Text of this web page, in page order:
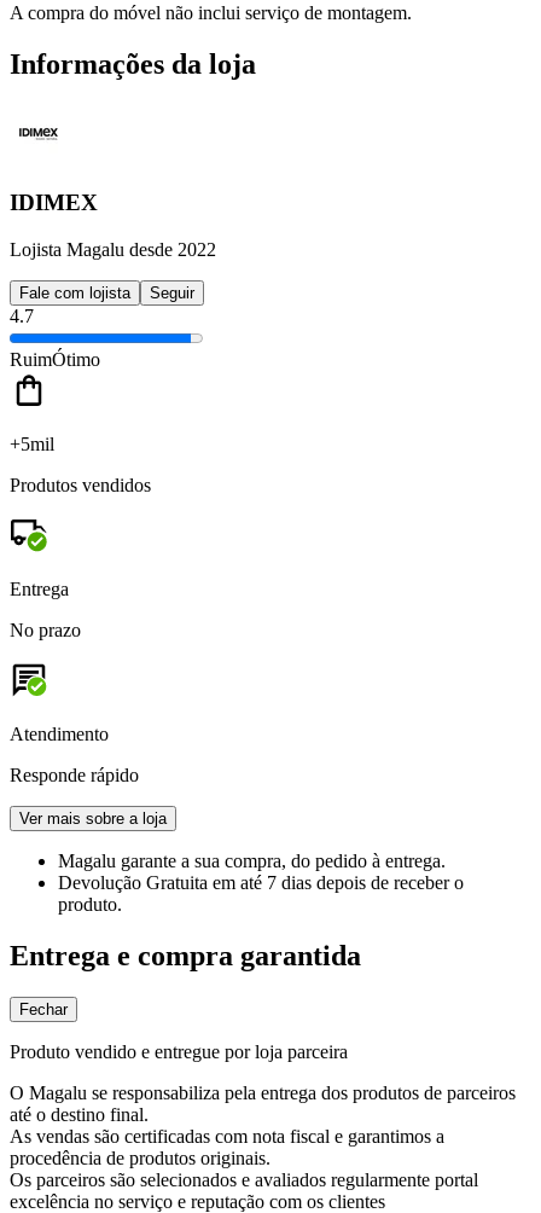
A compra do móvel não inclui serviço de montagem.
Informações da loja
IDIMEX
Lojista Magalu desde 2022
Fale com lojista Seguir
4.7
RuimÓtimo
+5mil
Produtos vendidos
Entrega
No prazo
Atendimento
Responde rápido
Ver mais sobre a loja
Magalu garante a sua compra, do pedido à entrega.
Devolução Gratuita em até 7 dias depois de receber o
produto.
Entrega e compra garantida
Fechar
Produto vendido e entregue por loja parceira
O Magalu se responsabiliza pela entrega dos produtos de parceiros
até o destino final.
As vendas são certificadas com nota fiscal e garantimos a
procedência de produtos originais.
Os parceiros são selecionados e avaliados regularmente portal
excelência no serviço e reputação com os clientes